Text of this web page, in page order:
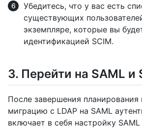
Убедитесь, что у вас есть
существующих
экземпляре, которые вы
идентификацией SCIM.
3. Перейти на SAML и
После завершения
миграцию с LDAP на SAML
включает в себя настройку